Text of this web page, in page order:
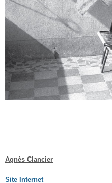
Agnès Clancier
Site Internet